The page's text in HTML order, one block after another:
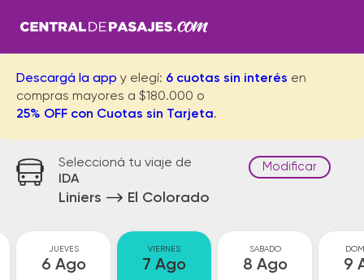
Descargá la app y elegí: 6 cuotas sin interés en
compras mayores a $180.000 o
25% OFF con Cuotas sin Tarjeta.
Seleccioná tu viaje de
IDA
Liniers El Colorado
Modificar
JUEVES
6 Ago
VIERNES
7 Ago
SABADO
8 Ago 9